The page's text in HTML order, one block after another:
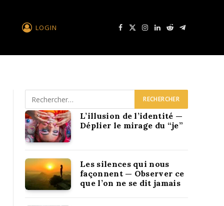
LOGIN Facebook
X Instagram
LinkedIn
RedditTélégramme
L’illusion de l’identité —
Déplier le mirage du “je”
Les silences qui nous
façonnent — Observer ce
que l’on ne se dit jamais